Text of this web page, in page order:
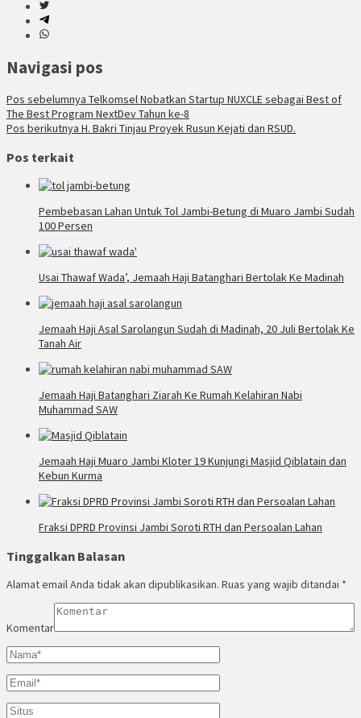
Navigasi pos
Pos sebelumnya Telkomsel Nobatkan Startup NUXCLE sebagai Best of
The Best Program NextDev Tahun ke-8
Pos berikutnya H. Bakri Tinjau Proyek Rusun Kejati dan RSUD.
Pos terkait
Pembebasan Lahan Untuk Tol Jambi-Betung di Muaro Jambi Sudah
100 Persen
Usai Thawaf Wada’, Jemaah Haji Batanghari Bertolak Ke Madinah
Jemaah Haji Asal Sarolangun Sudah di Madinah, 20 Juli Bertolak Ke
Tanah Air
Jemaah Haji Batanghari Ziarah Ke Rumah Kelahiran Nabi
Muhammad SAW
Jemaah Haji Muaro Jambi Kloter 19 Kunjungi Masjid Qiblatain dan
Kebun Kurma
Fraksi DPRD Provinsi Jambi Soroti RTH dan Persoalan Lahan
Tinggalkan Balasan
Alamat email Anda tidak akan dipublikasikan. Ruas yang wajib ditandai *
Komentar